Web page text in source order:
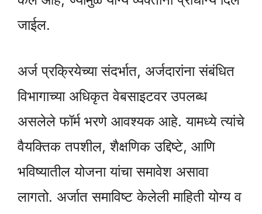
जाईल.
अर्ज प्रक्रियेच्या संदर्भात, अर्जदारांना संबंधित
विभागाच्या अधिकृत वेबसाइटवर उपलब्ध
असलेले फॉर्म भरणे आवश्यक आहे. यामध्ये त्यांचे
वैयक्तिक तपशील, शैक्षणिक उद्दिष्टे, आणि
भविष्यातील योजना यांचा समावेश असावा
लागतो. अर्जात समाविष्ट केलेली माहिती योग्य व